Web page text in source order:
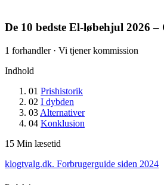
De 10 bedste El-løbehjul 2026 –
1 forhandler · Vi tjener kommission
Indhold
01 Prishistorik
02 I dybden
03 Alternativer
04 Konklusion
15 Min læsetid
klogtvalg.dk. Forbrugerguide siden 2024